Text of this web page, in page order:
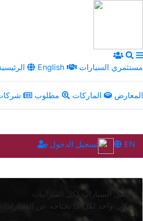
English مستثمري السيارات
المعارض الماركات مطلوب
تسجيل الدخول EN
افضل السيارات لكل الميزانيات
مكان واحد لكل ما تحتاجه عن السيارات